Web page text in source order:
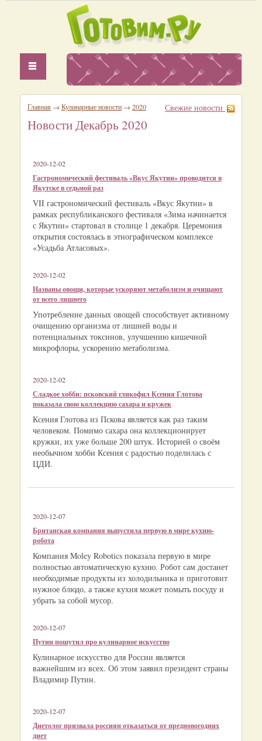
Главная → Кулинарные новости → 2020 Свежие новости
Новости Декабрь 2020
2020-12-02
Гастрономический фестиваль «Вкус Якутии» проводится в
Якутске в седьмой раз
VII гастрономический фестиваль «Вкус Якутии» в
рамках республиканского фестиваля «Зима начинается
с Якутии» стартовал в столице 1 декабря. Церемония
открытия состоялась в этнографическом комплексе
«Усадьба Атласовых».
2020-12-02
Названы овощи, которые ускоряют метаболизм и очищают
от всего лишнего
Употребление данных овощей способствует активному
очищению организма от лишней воды и
потенциальных токсинов, улучшению кишечной
микрофлоры, ускорению метаболизма.
2020-12-02
Сладкое хобби: псковский гликофил Ксения Глотова
показала свою коллекцию сахара и кружек
Ксения Глотова из Пскова является как раз таким
человеком. Помимо сахара она коллекционирует
кружки, их уже больше 200 штук. Историей о своём
необычном хобби Ксения с радостью поделилась с
ЦДИ.
2020-12-07
Британская компания выпустила первую в мире кухню-
робота
Компания Moley Robotics показала первую в мире
полностью автоматическую кухню. Робот сам достанет
необходимые продукты из холодильника и приготовит
нужное блюдо, а также кухня может помыть посуду и
убрать за собой мусор.
2020-12-07
Путин пошутил про кулинарное искусство
Кулинарное искусство для России является
важнейшим из всех. Об этом заявил президент страны
Владимир Путин.
2020-12-07
Диетолог призвала россиян отказаться от предновогодних
диет